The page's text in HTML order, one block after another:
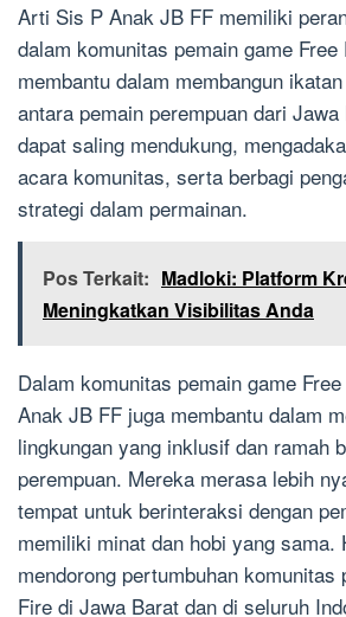
Arti Sis P Anak JB FF memiliki
dalam komunitas pemain game
membantu dalam membangun
antara pemain perempuan dari
dapat saling mendukung,
acara komunitas, serta berbagi
strategi dalam permainan.
Pos Terkait: Madloki: Platform
Meningkatkan Visibilitas Anda
Dalam komunitas pemain game
Anak JB FF juga membantu dalam
lingkungan yang inklusif dan ramah
perempuan. Mereka merasa lebih
tempat untuk berinteraksi dengan
memiliki minat dan hobi yang sama.
mendorong pertumbuhan komunitas
Fire di Jawa Barat dan di seluruh